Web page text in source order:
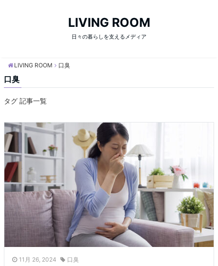
LIVING ROOM
日々の暮らしを支えるメディア
LIVING ROOM 口臭
口臭
タグ 記事一覧
11月 26, 2024 口臭